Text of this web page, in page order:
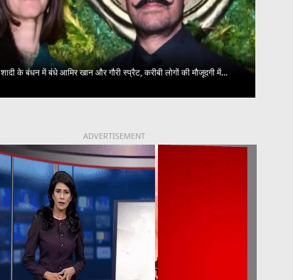
शादी के बंधन में बंधे आमिर खान और गौरी स्प्रैट, करीबी लोगों की मौजूदगी में...
ADVERTISEMENT